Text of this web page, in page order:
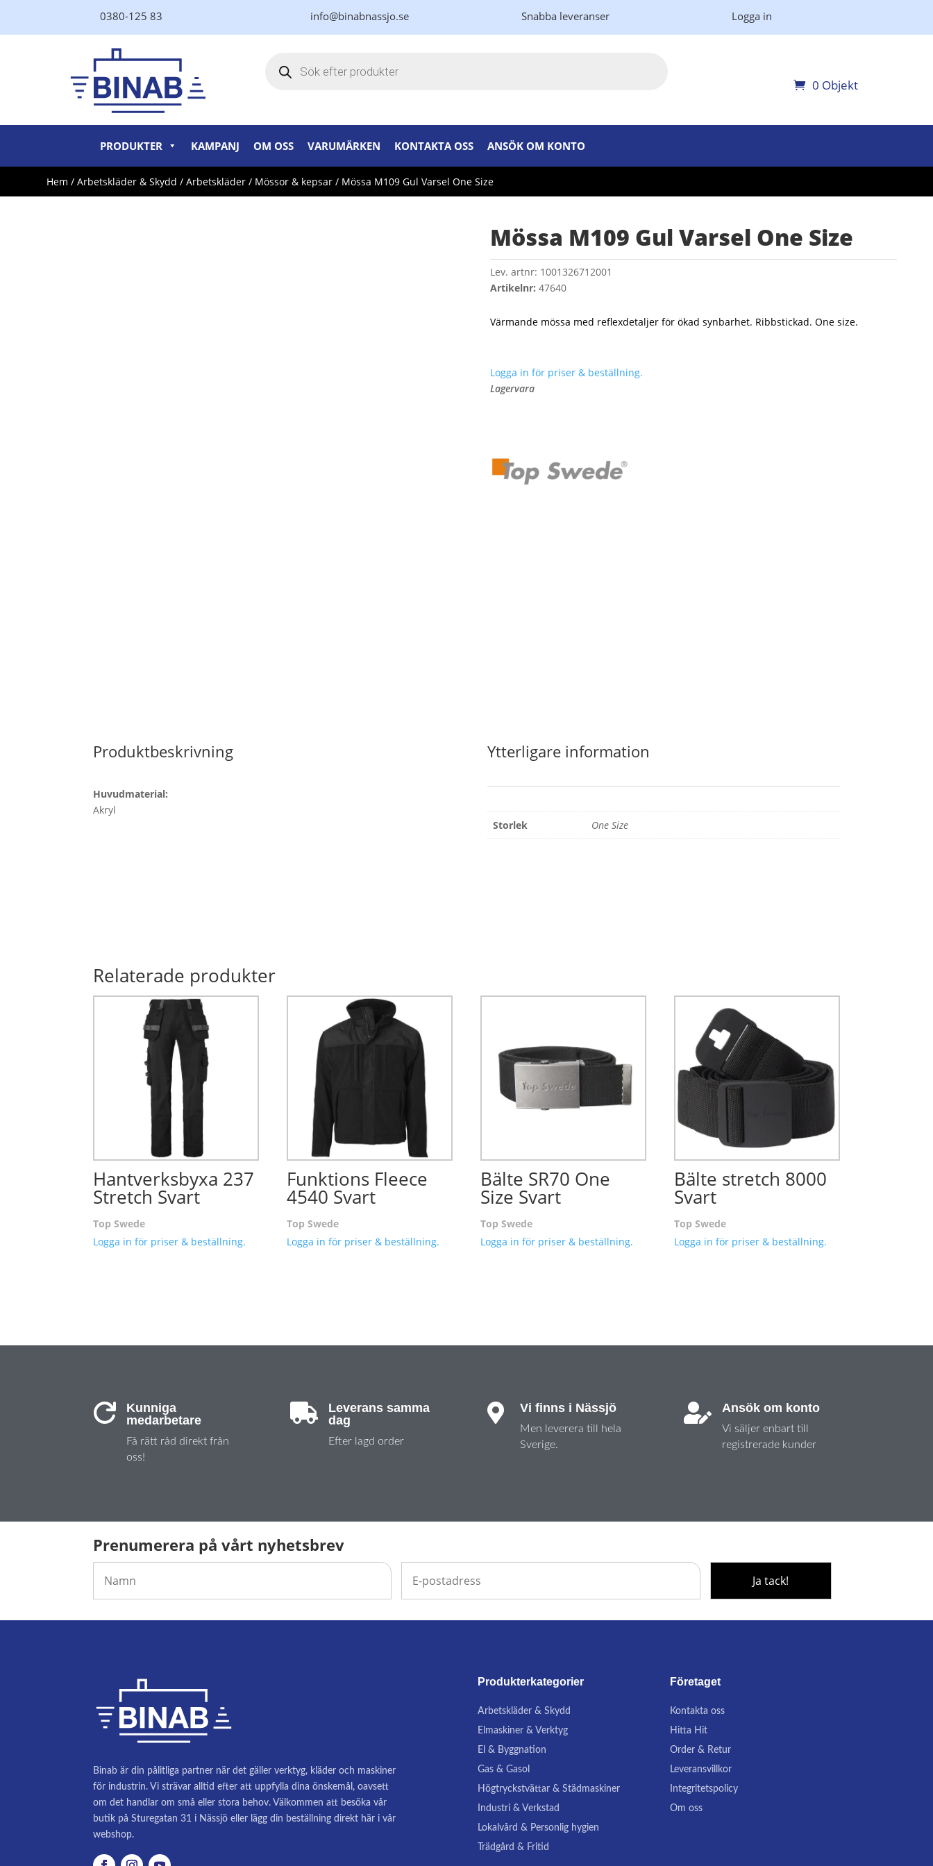
0380-125 83 info@binabnassjo.se Snabba leveranser Logga in
0 Objekt
PRODUKTER KAMPANJ OM OSS VARUMÄRKEN KONTAKTA OSS ANSÖK OM KONTO
Hem /Arbetskläder & Skydd /Arbetskläder / Mössor & kepsar / Mössa M109 Gul Varsel One Size
Mössa M109 Gul Varsel One Size
Lev. artnr: 1001326712001
Artikelnr:47640
Värmande mössa med reflexdetaljer för ökad synbarhet. Ribbstickad. One size.
Logga in för priser & beställning.
Lagervara
Produktbeskrivning
Huvudmaterial:
Akryl
Ytterligare information
Storlek One Size
Relaterade produkter
Hantverksbyxa 237
Stretch Svart
Top Swede
Logga in för priser & beställning.
Funktions Fleece
4540 Svart
Top Swede
Logga in för priser & beställning.
Bälte SR70 One
Size Svart
Top Swede
Logga in för priser & beställning.
Bälte stretch 8000
Svart
Top Swede
Logga in för priser & beställning.

Kunniga
medarbetare
Få rätt råd direkt från
oss!

Leverans samma
dag
Efter lagd order
 Vi finns i Nässjö
Men leverera till hela
Sverige.
 Ansök om konto
Vi säljer enbart till
registrerade kunder
Prenumerera på vårt nyhetsbrev
Binab är din pålitliga partner när det gäller verktyg, kläder och maskiner
för industrin. Vi strävar alltid efter att uppfylla dina önskemål, oavsett
om det handlar om små eller stora behov. Välkommen att besöka vår
butik på Sturegatan 31 i Nässjö eller lägg din beställning direkt här i vår
webshop.
Produkterkategorier
Arbetskläder & Skydd
Elmaskiner & Verktyg
El & Byggnation
Gas & Gasol
Högtryckstvättar & Städmaskiner
Industri & Verkstad
Lokalvård & Personlig hygien
Trädgård & Fritid
Företaget
Kontakta oss
Hitta Hit
Order & Retur
Leveransvillkor
Integritetspolicy
Om oss